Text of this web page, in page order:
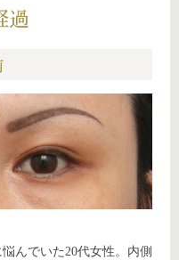
過
んでいた20代女性。内側